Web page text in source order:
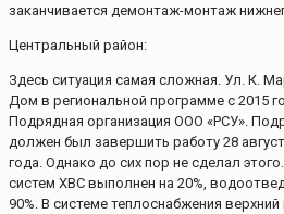
заканчивается демонтаж-монтаж
Центральный район:
Здесь ситуация самая сложная. Ул. К.
Дом в региональной программе с 2015
Подрядная организация ООО «РСУ».
должен был завершить работу 28
года. Однако до сих пор не сделал
систем ХВС выполнен на 20%,
90%. В системе теплоснабжения верхний